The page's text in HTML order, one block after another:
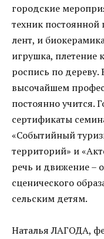
городские
техник постоянной
лент, и
игрушка, плетение
роспись по
высочайшем
постоянно учится.
сертификаты
«Событийный
территорий» и
речь и движение –
сценического
сельским детям.
Наталья ЛАГОДА,